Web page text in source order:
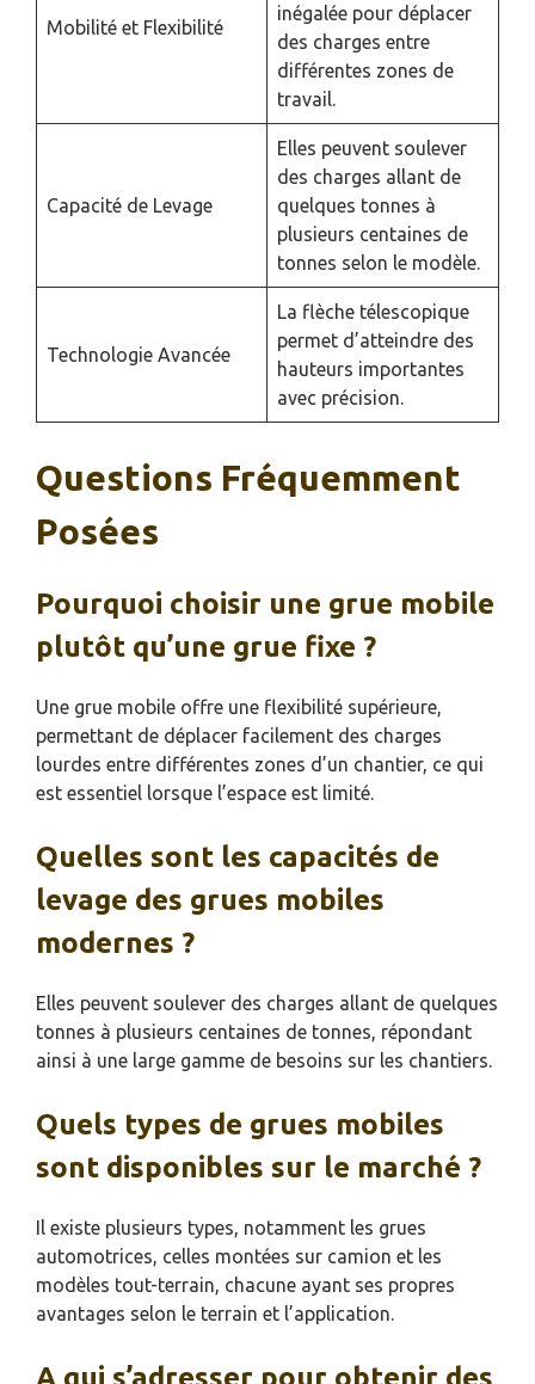
Mobilité et Flexibilité
inégalée pour déplacer
des charges entre
différentes zones de
travail.
Capacité de Levage
Elles peuvent soulever
des charges allant de
quelques tonnes à
plusieurs centaines de
tonnes selon le modèle.
Technologie Avancée
La flèche télescopique
permet d’atteindre des
hauteurs importantes
avec précision.
Questions Fréquemment
Posées
Pourquoi choisir une grue mobile
plutôt qu’une grue fixe ?
Une grue mobile offre une flexibilité supérieure,
permettant de déplacer facilement des charges
lourdes entre différentes zones d’un chantier, ce qui
est essentiel lorsque l’espace est limité.
Quelles sont les capacités de
levage des grues mobiles
modernes ?
Elles peuvent soulever des charges allant de quelques
tonnes à plusieurs centaines de tonnes, répondant
ainsi à une large gamme de besoins sur les chantiers.
Quels types de grues mobiles
sont disponibles sur le marché ?
Il existe plusieurs types, notamment les grues
automotrices, celles montées sur camion et les
modèles tout-terrain, chacune ayant ses propres
avantages selon le terrain et l’application.
A qui s’adresser pour obtenir des